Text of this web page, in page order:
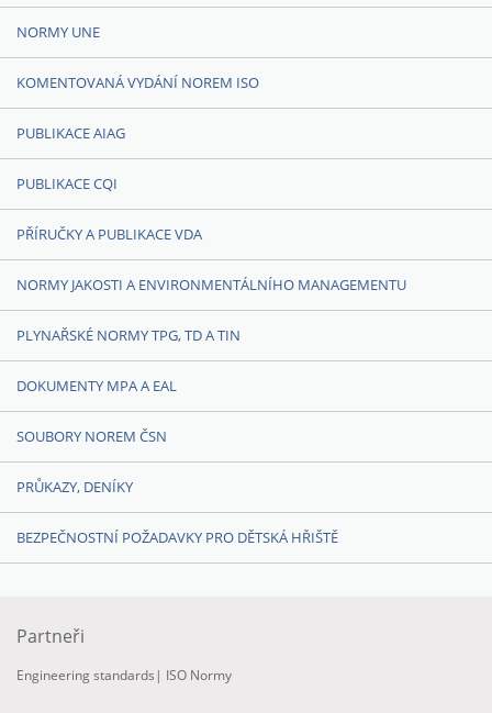
NORMY UNE
KOMENTOVANÁ VYDÁNÍ NOREM ISO
PUBLIKACE AIAG
PUBLIKACE CQI
PŘÍRUČKY A PUBLIKACE VDA
NORMY JAKOSTI A ENVIRONMENTÁLNÍHO MANAGEMENTU
PLYNAŘSKÉ NORMY TPG, TD A TIN
DOKUMENTY MPA A EAL
SOUBORY NOREM ČSN
PRŮKAZY, DENÍKY
BEZPEČNOSTNÍ POŽADAVKY PRO DĚTSKÁ HŘIŠTĚ
Partneři
Engineering standards | ISO Normy